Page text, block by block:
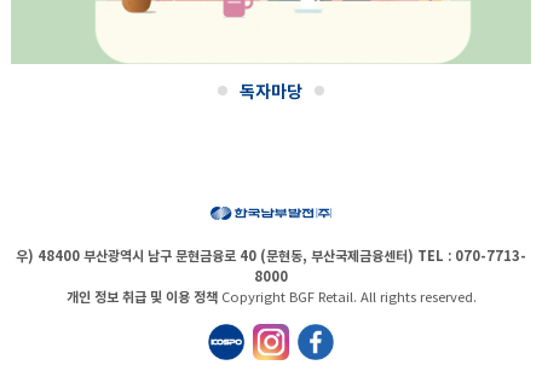
독자마당
우) 48400 부산광역시 남구 문현금융로 40 (문현동, 부산국제금융센터) TEL : 070-7713-
8000
개인 정보 취급 및 이용 정책Copyright BGF Retail. All rights reserved.